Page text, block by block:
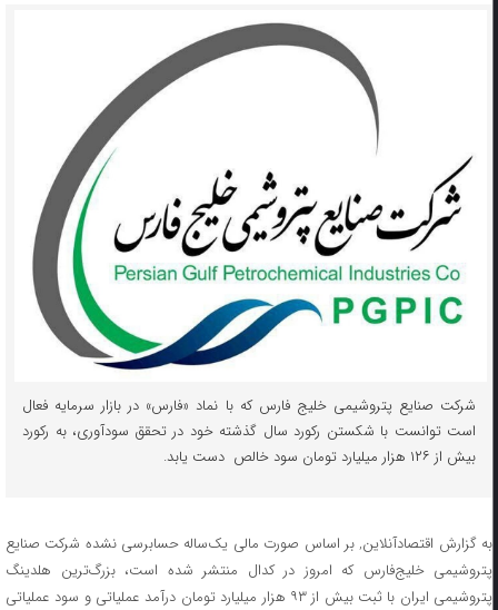
شرکت صنایع پتروشیمی خلیج فارس که با نماد «فارس» در بازار سرمایه فعال
است توانست با شکستن رکورد سال گذشته خود در تحقق سودآوری، به رکورد
بیش از ۱۲۶ هزار میلیارد تومان سود خالص دست یابد.
به گزارش اقتصادآنلاین, بر اساس صورت مالی یک‌ساله حسابرسی نشده شرکت صنایع
پتروشیمی خلیج‌فارس که امروز در کدال منتشر شده است، بزرگ‌ترین هلدینگ
پتروشیمی ایران با ثبت بیش از ۹۳ هزار میلیارد تومان درآمد عملیاتی و سود عملیاتی